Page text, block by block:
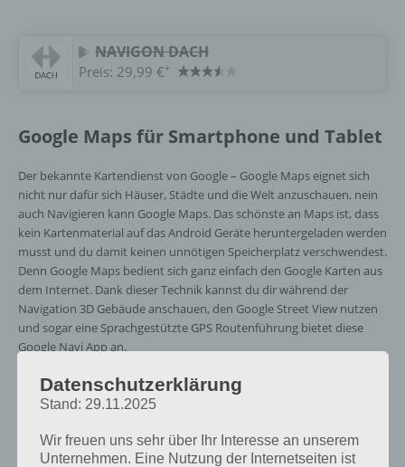
NAVIGON DACH
Preis: 29,99 €+
Google Maps für Smartphone und Tablet
Der bekannte Kartendienst von Google – Google Maps eignet sich
nicht nur dafür sich Häuser, Städte und die Welt anzuschauen, nein
auch Navigieren kann Google Maps. Das schönste an Maps ist, dass
kein Kartenmaterial auf das Android Geräte heruntergeladen werden
musst und du damit keinen unnötigen Speicherplatz verschwendest.
Denn Google Maps bedient sich ganz einfach den Google Karten aus
dem Internet. Dank dieser Technik kannst du dir während der
Navigation 3D Gebäude anschauen, den Google Street View nutzen
und sogar eine Sprachgestützte GPS Routenführung bietet diese
Google Navi App an.
Bedenke bitte, dass Google Maps eine konstante
Internetverbindung vorraussetzt um zielgerichtet navigieren zu
können. Hier gehts zum Download von Google Maps zum Google
Play Store:
Datenschutzerklärung
Stand: 29.11.2025
Wir freuen uns sehr über Ihr Interesse an unserem
Unternehmen. Eine Nutzung der Internetseiten ist